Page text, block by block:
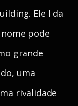
Ele lida
pode
grande
uma
rivalidade